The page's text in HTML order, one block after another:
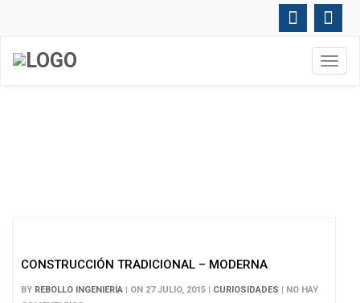
CONSTRUCCIÓN TRADICIONAL – MODERNA
BY REBOLLO INGENIERÍA | ON 27 JULIO, 2015 | CURIOSIDADES | NO HAY